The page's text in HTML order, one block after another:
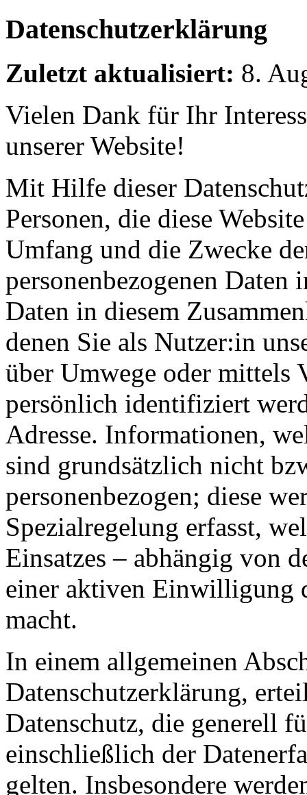
Datenschutzerklärung
Zuletzt aktualisiert: 8.
Vielen Dank für Ihr
unserer Website!
Mit Hilfe dieser
Personen, die diese
Umfang und die Zwecke
personenbezogenen Daten
Daten in diesem
denen Sie als Nutzer:in
über Umwege oder mittels
persönlich identifiziert
Adresse. Informationen,
sind grundsätzlich nicht
personenbezogen; diese
Spezialregelung erfasst,
Einsatzes – abhängig von
einer aktiven Einwilligung
macht.
In einem allgemeinen
Datenschutzerklärung,
Datenschutz, die generell
einschließlich der
gelten. Insbesondere